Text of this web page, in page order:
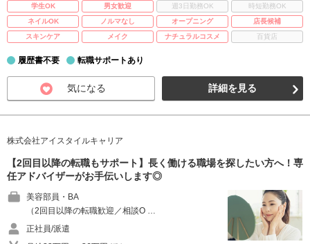
学生OK
男女歓迎 週3日勤務OK
時短勤務OK
ネイルOK
ノルマなし オープニング
店長候補
スキンケア
メイク ナチュラルコスメ 百貨店
履歴書不要 転職サポートあり
気になる 詳細を見る
株式会社アイスタイルキャリア
【2回目以降の転職もサポート】長く働ける職場を探したい方へ！専
任アドバイザーがお手伝いします◎
美容部員・BA
（2回目以降の転職歓迎／相談O …
正社員/派遣